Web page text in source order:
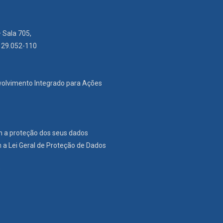
Sala 705,
110
Integrado para Ações
a proteção dos seus dados
Lei Geral de Proteção de Dados